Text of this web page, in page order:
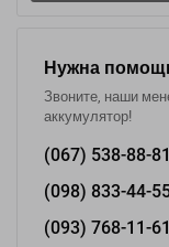
Нужна
Звоните, наши
аккумулятор!
(067) 538-88-81
(098) 833-44-
(093) 768-11-61